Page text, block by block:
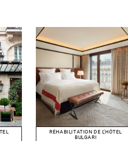
RÉHABILITATION DE L’HÔTEL
BULGARI